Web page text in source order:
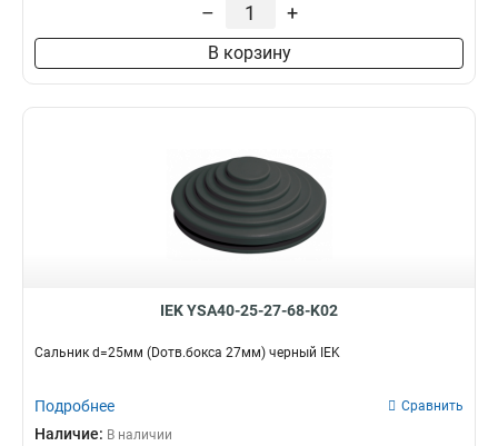
– +
В корзину
IEK YSA40-25-27-68-K02
Сальник d=25мм (Dотв.бокса 27мм) черный IEK
Подробнее Сравнить
Наличие: В наличии